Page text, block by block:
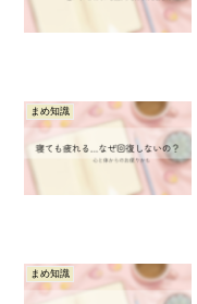
まめ知識
まめ知識